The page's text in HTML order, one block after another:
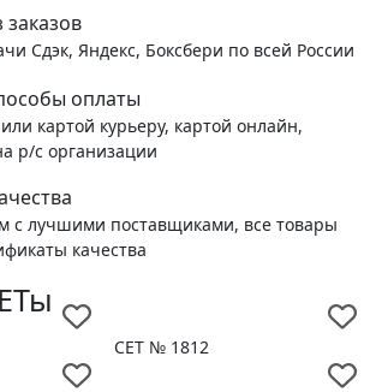
Сдэк, Яндекс, Боксбери по всей России
оплаты
картой курьеру, картой онлайн,
р/с организации
с лучшими поставщиками, все товары
качества
СЕТ № 1812